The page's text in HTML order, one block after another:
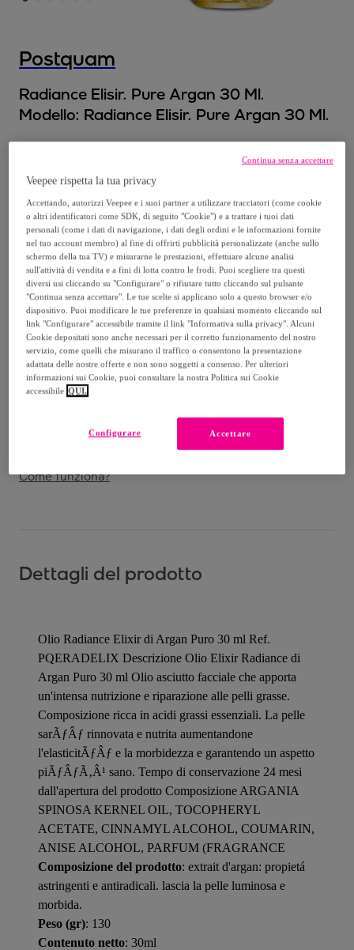
Postquam
Radiance Elisir. Pure Argan 30 Ml.
Modello: Radiance Elisir. Pure Argan 30 Ml.
59 €
- 66%
Venduto daPostquam Cosmetic
Consegna
Consegna da5,99 €
Gratuita da 50 € di acquisto
Consegna: tra il13/08
Come funziona?
Dettagli del prodotto
Olio Radiance Elixir di Argan Puro 30 ml Ref.
PQERADELIX Descrizione Olio Elixir Radiance di
Argan Puro 30 ml Olio asciutto facciale che apporta
un'intensa nutrizione e riparazione alle pelli grasse.
Composizione ricca in acidi grassi essenziali. La pelle
sarÃƒÂƒ rinnovata e nutrita aumentandone
l'elasticitÃƒÂƒ e la morbidezza e garantendo un aspetto
piÃƒÂƒÃ‚Â¹ sano. Tempo di conservazione 24 mesi
dall'apertura del prodotto Composizione ARGANIA
SPINOSA KERNEL OIL, TOCOPHERYL
ACETATE, CINNAMYL ALCOHOL, COUMARIN,
ANISE ALCOHOL, PARFUM (FRAGRANCE
Composizione del prodotto: extrait d'argan: propietá
astringenti e antiradicali. lascia la pelle luminosa e
morbida.
Peso (gr): 130
Contenuto netto: 30ml
Veepee rispetta la tua privacy
Accettando, autorizzi Veepee e i suoi partner a utilizzare tracciatori (come cookie
o altri identificatori come SDK, di seguito "Cookie") e a trattare i tuoi dati
personali (come i dati di navigazione, i dati degli ordini e le informazioni fornite
nel tuo account membro) al fine di offrirti pubblicità personalizzate (anche sullo
schermo della tua TV) e misurarne le prestazioni, effettuare alcune analisi
sull'attività di vendita e a fini di lotta contro le frodi. Puoi scegliere tra questi
diversi usi cliccando su "Configurare" o rifiutare tutto cliccando sul pulsante
"Continua senza accettare". Le tue scelte si applicano solo a questo browser e/o
dispositivo. Puoi modificare le tue preferenze in qualsiasi momento cliccando sul
link "Configurare" accessibile tramite il link "Informativa sulla privacy". Alcuni
Cookie depositati sono anche necessari per il corretto funzionamento del nostro
servizio, come quelli che misurano il traffico o consentono la presentazione
adattata delle nostre offerte e non sono soggetti a consenso. Per ulteriori
informazioni sui Cookie, puoi consultare la nostra Politica sui Cookie
accessibile QUI.
Accettare
Configurare
Continua senza accettare